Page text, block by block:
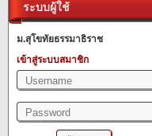
ระบบผู้ใช้
ม.สุโขทัยธรรมาธิราช
เข้าสู่ระบบสมาชิก